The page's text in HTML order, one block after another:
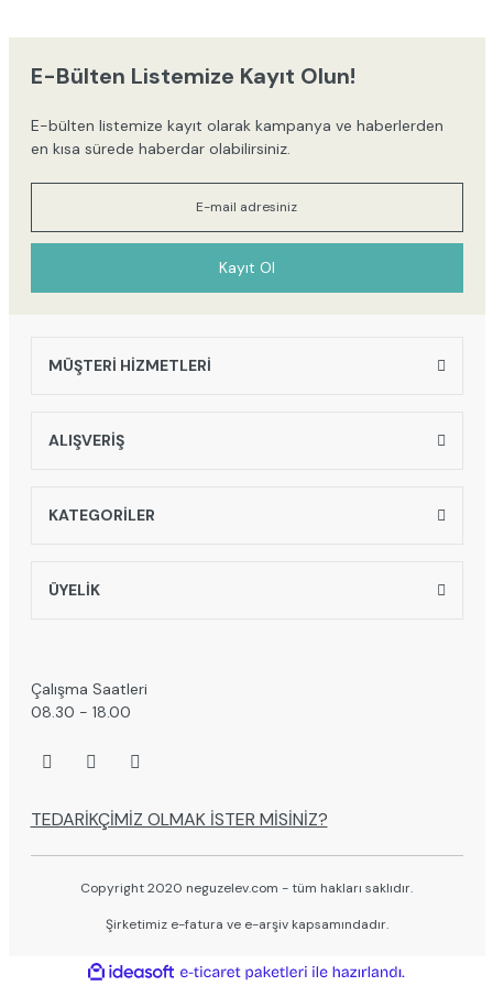
Ürün resmi kalitesiz, bozuk veya görüntülenemiyor.
Ürün açıklamasında eksik bilgiler bulunuyor.
Ürün fiyatı diğer sitelerden daha pahalı.
Bu ürüne benzer farklı alternatifler olmalı.
E-Bülten Listemize Kayıt Olun!
E-bülten listemize kayıt olarak kampanya ve haberlerden
en kısa sürede haberdar olabilirsiniz.
Kayıt Ol
MÜŞTERİ HİZMETLERİ
ALIŞVERİŞ
KATEGORİLER
ÜYELİK
Çalışma Saatleri
08.30 - 18.00
TEDARİKÇİMİZ OLMAK İSTER MİSİNİZ?
Copyright 2020 neguzelev.com - tüm hakları saklıdır.
Şirketimiz e-fatura ve e-arşiv kapsamındadır.
ideasoft
e-